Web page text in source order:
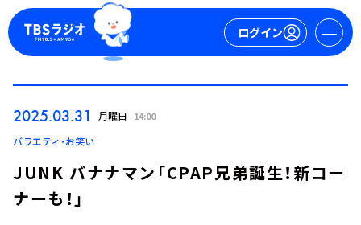
ログイン
ログイン
2025.03.31 月曜日 14:00
バラエティ・お笑い
JUNK バナナマン「CPAP兄弟誕生！新コー
ナーも！」